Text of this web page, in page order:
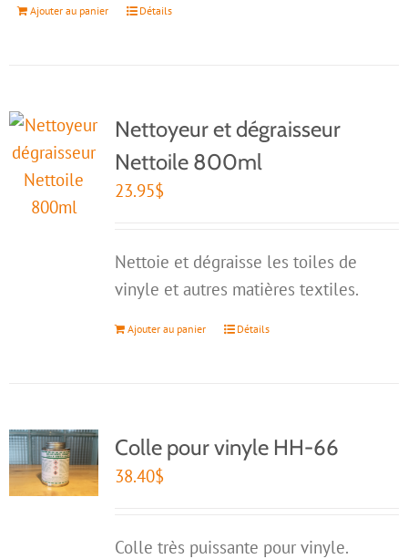
Ajouter au panier Détails
Nettoyeur et dégraisseur
Nettoile 800ml
23.95$
Nettoie et dégraisse les toiles de
vinyle et autres matières textiles.
Ajouter au panier Détails
Colle pour vinyle HH-66
38.40$
Colle très puissante pour vinyle.